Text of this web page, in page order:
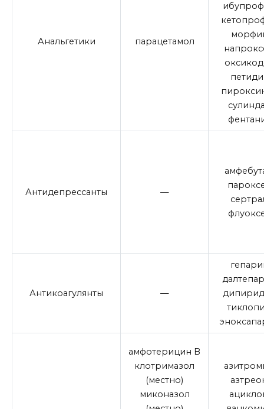
Анальгетики парацетамол
Антидепрессанты —
Антикоагулянты —
амфотерицин B
клотримазол
(местно)
миконазол